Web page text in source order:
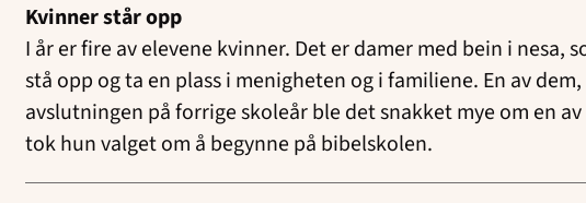
Kvinner står opp
I år er fire av elevene kvinner. Det er damer med bein i nesa,
stå opp og ta en plass i menigheten og i familiene. En av
avslutningen på forrige skoleår ble det snakket mye om en
tok hun valget om å begynne på bibelskolen.